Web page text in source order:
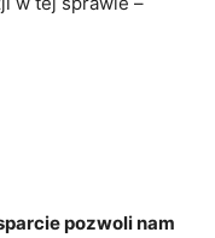
pozwoli nam